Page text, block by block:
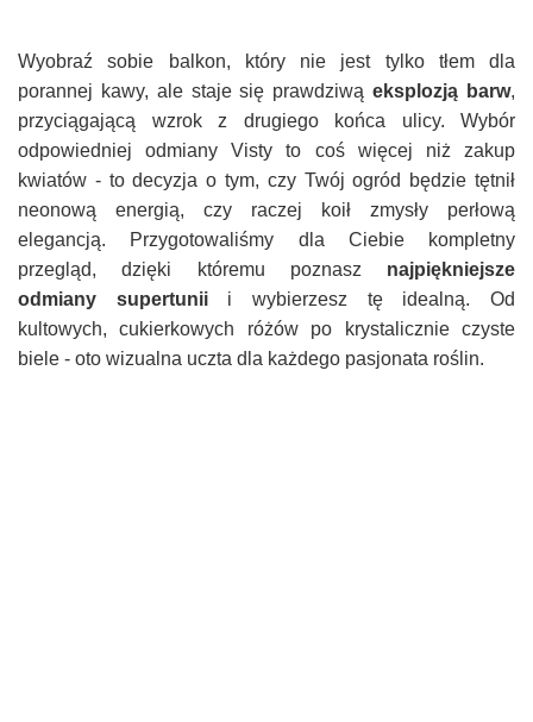
Wyobraź sobie balkon, który nie jest tylko tłem dla
porannej kawy, ale staje się prawdziwąeksplozją barw,
przyciągającą wzrok z drugiego końca ulicy. Wybór
odpowiedniej odmiany Visty to coś więcej niż zakup
kwiatów - to decyzja o tym, czy Twój ogród będzie tętnił
neonową energią, czy raczej koił zmysły perłową
elegancją. Przygotowaliśmy dla Ciebie kompletny
przegląd, dzięki któremu poznasz najpiękniejsze
odmiany supertuniii wybierzesz tę idealną. Od
kultowych, cukierkowych różów po krystalicznie czyste
biele - oto wizualna uczta dla każdego pasjonata roślin.